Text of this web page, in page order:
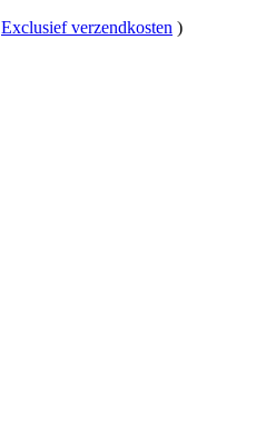
Exclusief verzendkosten )